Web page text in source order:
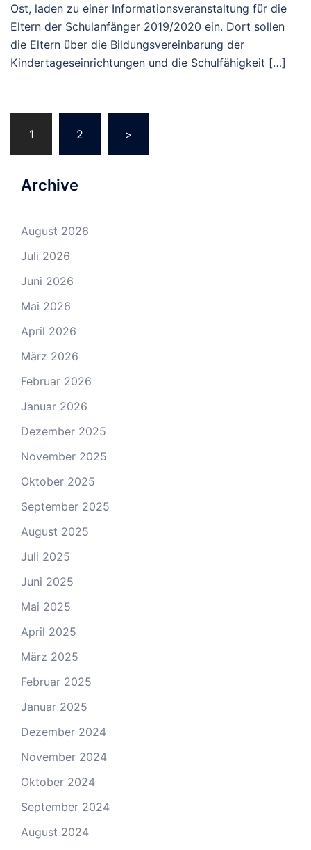
Ost, laden zu einer Informationsveranstaltung für die
Eltern der Schulanfänger 2019/2020 ein. Dort sollen
die Eltern über die Bildungsvereinbarung der
Kindertageseinrichtungen und die Schulfähigkeit […]
1 2 >
Archive
August 2026
Juli 2026
Juni 2026
Mai 2026
April 2026
März 2026
Februar 2026
Januar 2026
Dezember 2025
November 2025
Oktober 2025
September 2025
August 2025
Juli 2025
Juni 2025
Mai 2025
April 2025
März 2025
Februar 2025
Januar 2025
Dezember 2024
November 2024
Oktober 2024
September 2024
August 2024